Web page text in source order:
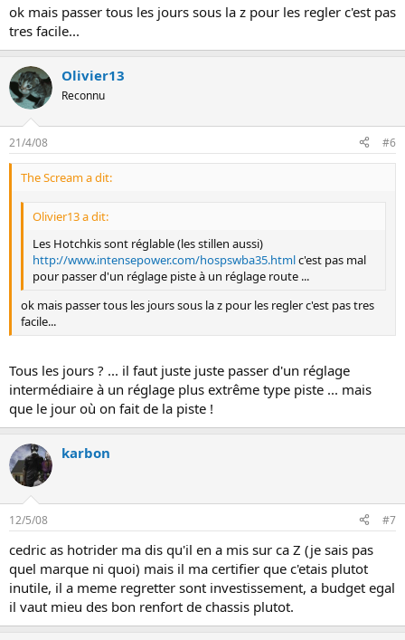
ok mais passer tous les jours sous la z pour les regler c'est pas
tres facile...
Olivier13
Reconnu
21/4/08 #6
The Scream a dit:
Olivier13 a dit:
Les Hotchkis sont réglable (les stillen aussi)
http://www.intensepower.com/hospswba35.htmlc'est pas mal
pour passer d'un réglage piste à un réglage route ...
ok mais passer tous les jours sous la z pour les regler c'est pas tres
facile...
Tous les jours ? ... il faut juste juste passer d'un réglage
intermédiaire à un réglage plus extrême type piste ... mais
que le jour où on fait de la piste !
karbon
12/5/08 #7
cedric as hotrider ma dis qu'il en a mis sur ca Z (je sais pas
quel marque ni quoi) mais il ma certifier que c'etais plutot
inutile, il a meme regretter sont investissement, a budget egal
il vaut mieu des bon renfort de chassis plutot.